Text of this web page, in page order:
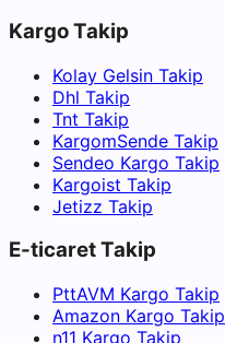
Kargo Takip
Kolay Gelsin Takip
Dhl Takip
Tnt Takip
KargomSende Takip
Sendeo Kargo Takip
Kargoist Takip
Jetizz Takip
E-ticaret Takip
PttAVM Kargo Takip
Amazon Kargo Takip
n11 Kargo Takip